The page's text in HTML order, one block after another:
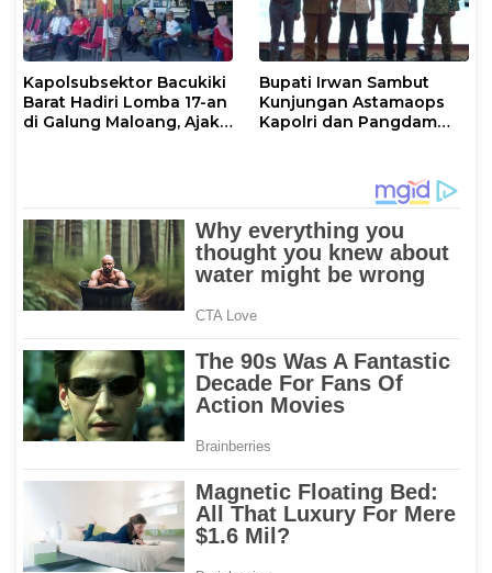
Kapolsubsektor Bacukiki
Barat Hadiri Lomba 17-an
di Galung Maloang, Ajak
Bupati Irwan Sambut
Kunjungan Astamaops
Kapolri dan Pangdam